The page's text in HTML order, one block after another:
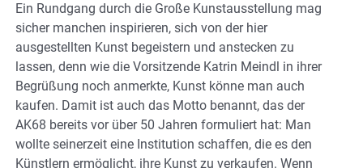
Ein Rundgang durch die Große Kunstausstellung mag
sicher manchen inspirieren, sich von der hier
ausgestellten Kunst begeistern und anstecken zu
lassen, denn wie die Vorsitzende Katrin Meindl in ihrer
Begrüßung noch anmerkte, Kunst könne man auch
kaufen. Damit ist auch das Motto benannt, das der
AK68 bereits vor über 50 Jahren formuliert hat: Man
wollte seinerzeit eine Institution schaffen, die es den
Künstlern ermöglicht, ihre Kunst zu verkaufen. Wenn